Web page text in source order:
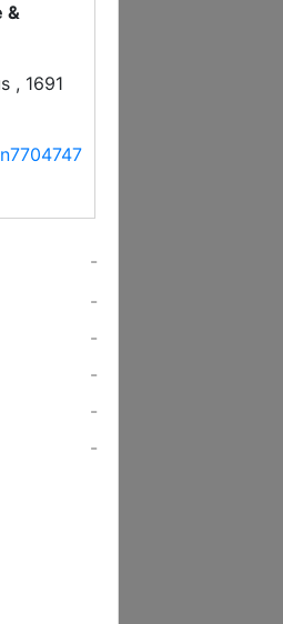
&
, 1691
-
-
-
-
-
-